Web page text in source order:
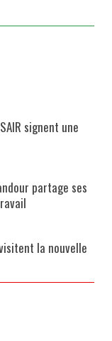
signent une
partage ses
la nouvelle